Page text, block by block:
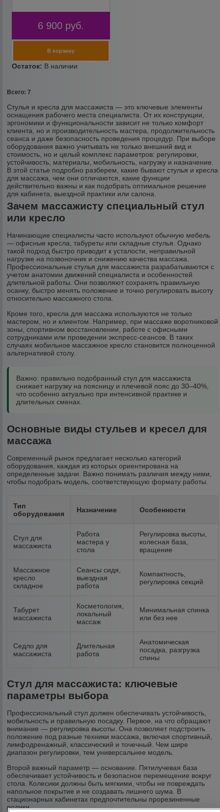
6 900 руб.
Всего: 7
Стулья и кресла для массажиста — это ключевые элементы
оснащения рабочего места специалиста. От их конструкции,
эргономики и функциональности зависит не только комфорт
клиента, но и производительность мастера, продолжительность
сеанса и даже безопасность проведения процедур. При выборе
оборудования важно учитывать не только внешний вид и
стоимость, но и целый комплекс параметров: регулировки,
устойчивость, материалы, мобильность, нагрузку и назначение.
В этой статье подробно разберем, какие бывают стулья и кресла
для массажа, чем они отличаются, какие функции
действительно важны и как подобрать оптимальное решение
для кабинета, выездной практики или салона.
Зачем массажисту специальный стул
или кресло
Начинающие специалисты часто используют обычную мебель
— офисные кресла, табуреты или складные стулья. Однако
такой подход быстро приводит к усталости, неправильной
нагрузке на позвоночник и снижению качества массажа.
Профессиональные стулья для массажиста разрабатываются с
учетом анатомии движений специалиста и особенностей
длительной работы. Они позволяют сохранять правильную
осанку, быстро менять положение и точно регулировать высоту
относительно массажного стола.
Кроме того, кресла для массажа используются не только
мастером, но и клиентом. Например, при массаже воротниковой
зоны, спортивном восстановлении, работе с офисными
сотрудниками или проведении экспресс-сеансов. В таких
случаях мобильное массажное кресло становится полноценной
альтернативой столу.
Важно: правильно подобранный стул для массажиста
снижает нагрузку на поясницу и плечевой пояс до 30–40%,
что особенно актуально при интенсивной практике и
длительных сменах.
Основные виды стульев и кресел для
массажа
Современный рынок предлагает несколько категорий
оборудования, каждая из которых ориентирована на
определенные задачи. Важно понимать различия между ними,
чтобы подобрать модель, соответствующую формату работы.
Тип
оборудования
Назначение Особенности
Стул для
массажиста
Работа
мастера у
стола
Регулировка высоты,
колесная база,
вращение
Массажное
кресло
складное
Сеансы сидя,
выездная
работа
Компактность,
регулировка секций
Табурет
массажиста
Косметология,
локальный
массаж
Минимальная спинка
или без нее
Седло для
массажиста
Длительная
работа
Анатомическая
посадка, разгрузка
спины
Стул для массажиста: ключевые
параметры выбора
Профессиональный стул должен обеспечивать устойчивость,
мобильность и правильную посадку. Первое, на что обращают
внимание — регулировка высоты. Она позволяет подстроить
положение под разные техники массажа, включая спортивный,
лимфодренажный, классический и точечный. Чем шире
диапазон регулировки, тем универсальнее модель.
Второй важный параметр — основание. Пятилучевая база
обеспечивает устойчивость и безопасное перемещение вокруг
стола. Колесики должны быть мягкими, чтобы не повреждать
напольное покрытие и не создавать лишнего шума. В
стационарных кабинетах предпочтительны прорезиненные
ролики.